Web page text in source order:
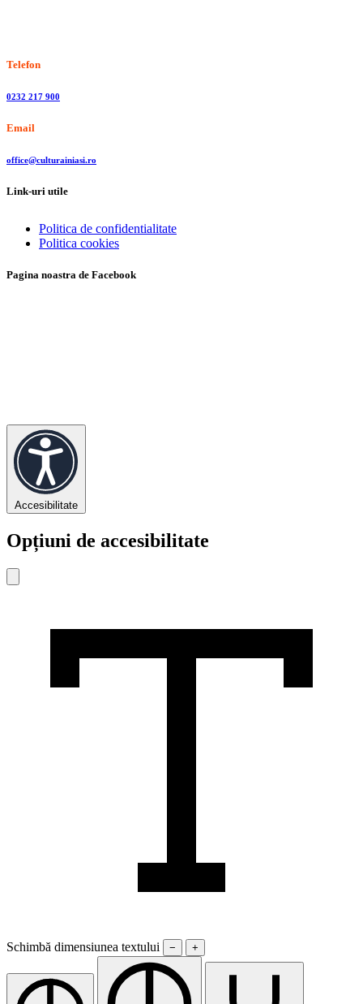
Telefon
0232 217 900
Email
office@culturainiasi.ro
Link-uri utile
Politica de confidentialitate
Politica cookies
Pagina noastra de Facebook
Accesibilitate
Opțiuni de accesibilitate
Schimbă dimensiunea textului − +